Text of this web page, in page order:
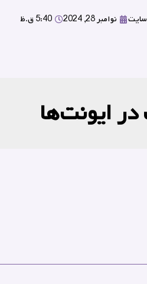
نوامبر 28, 2024 5:40 ق.ظ
در ایونت‌ها